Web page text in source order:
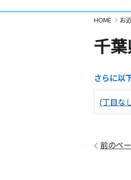
HOME お
千
さらに以
(丁目な
前のペ